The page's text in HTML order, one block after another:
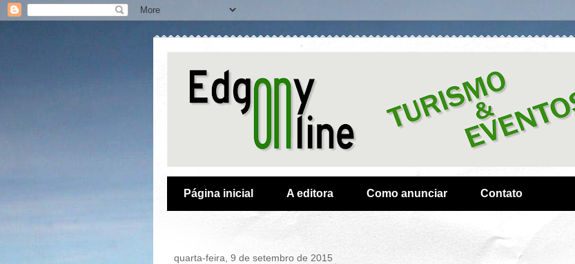
Página inicial A editora Como anunciar Contato
quarta-feira, 9 de setembro de 2015